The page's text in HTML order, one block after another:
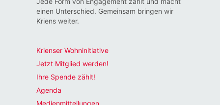
einen Unterschied. Gemeinsam bringen wir
Kriens weiter.
Krienser Wohninitiative
Jetzt Mitglied werden!
Ihre Spende zählt!
Agenda
Medienmitteilungen